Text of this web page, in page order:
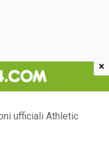
ufficiali Athletic
×